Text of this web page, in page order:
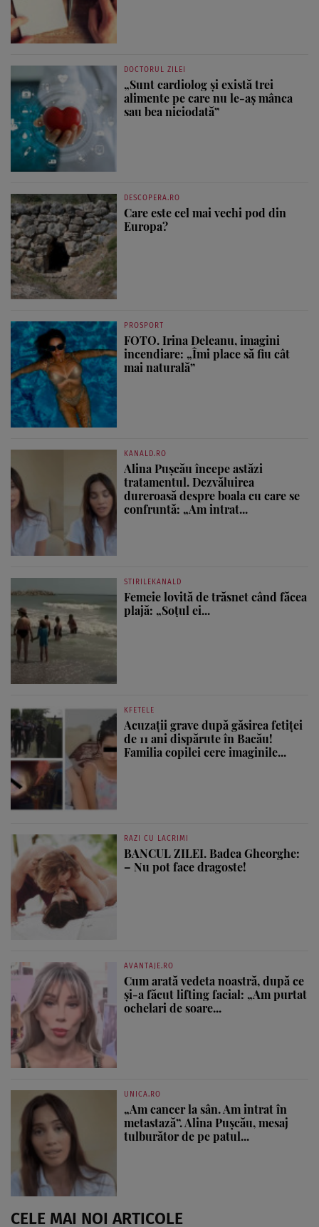
DOCTORUL ZILEI
„Sunt cardiolog și există trei
alimente pe care nu le-aș mânca
sau bea niciodată”
DESCOPERA.RO
Care este cel mai vechi pod din
Europa?
PROSPORT
FOTO. Irina Deleanu, imagini
incendiare: „Îmi place să fiu cât
mai naturală”
KANALD.RO
Alina Pușcău începe astăzi
tratamentul. Dezvăluirea
dureroasă despre boala cu care se
confruntă: „Am intrat...
STIRILEKANALD
Femeie lovită de trăsnet când făcea
plajă: „Soțul ei...
KFETELE
Acuzații grave după găsirea fetiței
de 11 ani dispărute în Bacău!
Familia copilei cere imaginile...
RAZI CU LACRIMI
BANCUL ZILEI. Badea Gheorghe:
– Nu pot face dragoste!
AVANTAJE.RO
Cum arată vedeta noastră, după ce
și-a făcut lifting facial: „Am purtat
ochelari de soare...
UNICA.RO
„Am cancer la sân. Am intrat în
metastază”. Alina Pușcău, mesaj
tulburător de pe patul...
CELE MAI NOI ARTICOLE